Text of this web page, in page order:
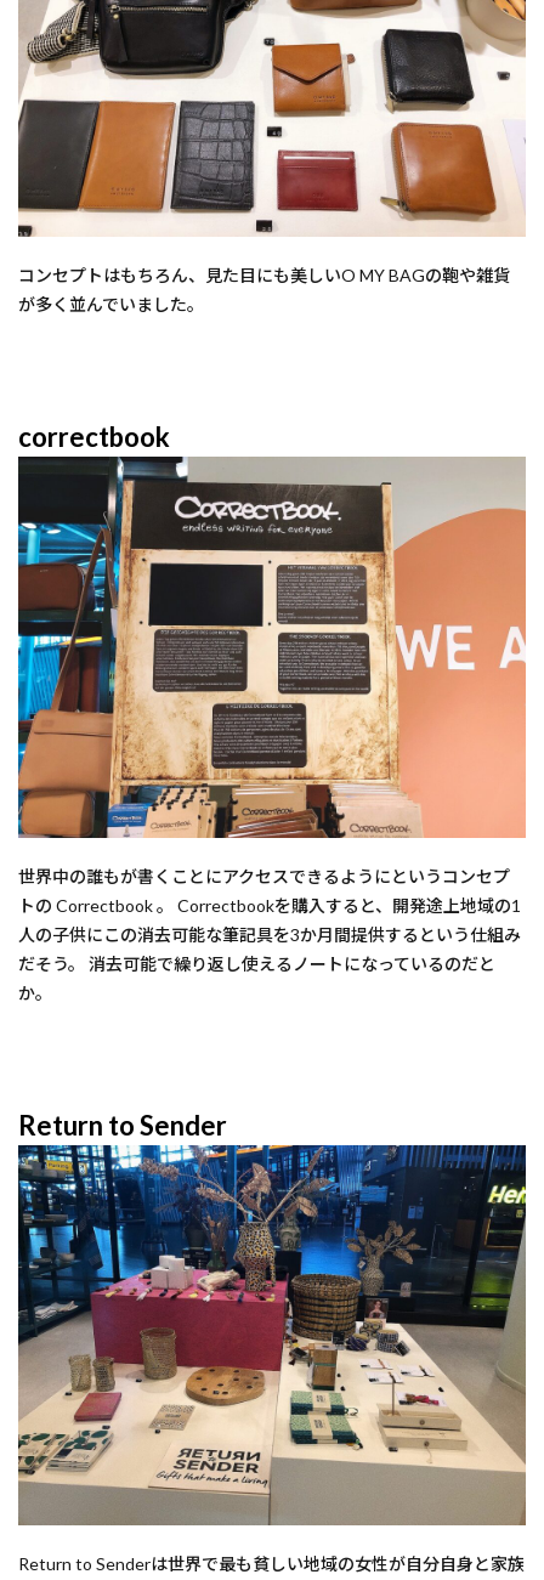
コンセプトはもちろん、見た目にも美しいO MY BAGの鞄や雑貨
が多く並んでいました。
correctbook
世界中の誰もが書くことにアクセスできるようにというコンセプ
トの Correctbook 。 Correctbookを購入すると、開発途上地域の1
人の子供にこの消去可能な筆記具を3か月間提供するという仕組み
だそう。 消去可能で繰り返し使えるノートになっているのだと
か。
Return to Sender
Return to Senderは世界で最も貧しい地域の女性が自分自身と家族